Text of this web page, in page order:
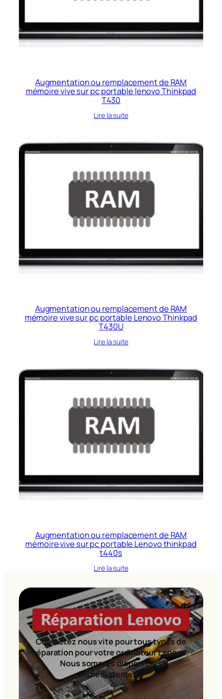
Augmentation ou remplacement de RAM
mémoire vive sur pc portable lenovo Thinkpad
T430
Lire la suite
Augmentation ou remplacement de RAM
mémoire vive sur pc portable Lenovo Thinkpad
T430U
Lire la suite
Augmentation ou remplacement de RAM
mémoire vive sur pc portable Lenovo thinkpad
t440s
Lire la suite
Contactez nous vite pour tous types de
réparation pour votre ordinateur Lenovo.
Nous sommes disponibles
immédiatement!